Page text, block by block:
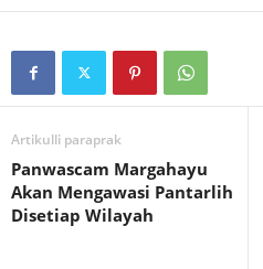
Artikulli paraprak
Panwascam Margahayu
Akan Mengawasi Pantarlih
Disetiap Wilayah